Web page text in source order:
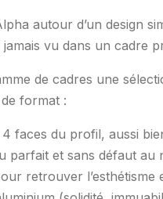
autour d’un design
vu dans un cadre
de cadres une
format :
faces du profil, aussi
parfait et sans défaut au
retrouver